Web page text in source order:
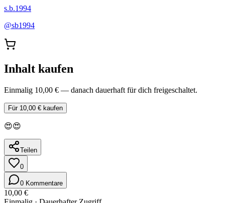
s.b.1994
@sb1994
Inhalt kaufen
Einmalig 10,00 € — danach dauerhaft für dich freigeschaltet.
Für 10,00 € kaufen
😍😍
Teilen
0
0 Kommentare
10,00 €